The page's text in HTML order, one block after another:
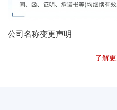
公司名称变更声明
了解